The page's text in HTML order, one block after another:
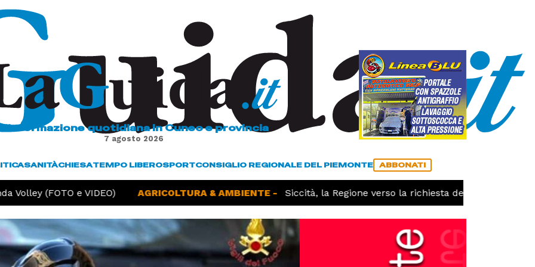
L'informazione quotidiana in Cuneo e provincia
7 agosto 2026
SANITÀCHIESATEMPO LIBEROSPORTCONSIGLIO REGIONALE DEL PIEMONTE ABBONATI
(FOTO e VIDEO) AGRICOLTURA & AMBIENTE - Siccità, la Regione verso la richiesta dello stato di